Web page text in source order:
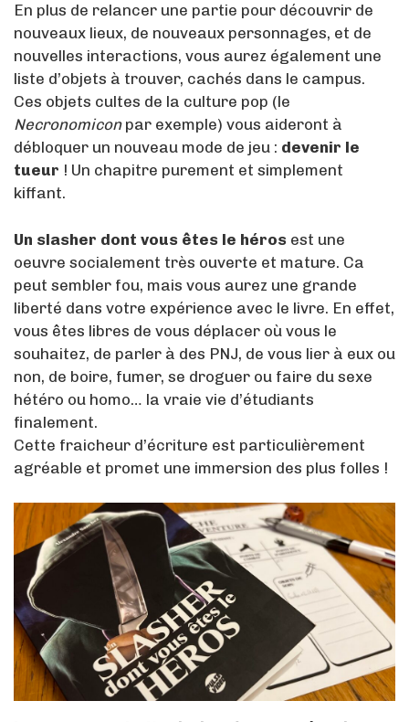
En plus de relancer une partie pour découvrir de
nouveaux lieux, de nouveaux personnages, et de
nouvelles interactions, vous aurez également une
liste d’objets à trouver, cachés dans le campus.
Ces objets cultes de la culture pop (le
Necronomiconpar exemple) vous aideront à
débloquer un nouveau mode de jeu : devenir le
tueur ! Un chapitre purement et simplement
kiffant.
Un slasher dont vous êtes le héros est une
oeuvre socialement très ouverte et mature. Ca
peut sembler fou, mais vous aurez une grande
liberté dans votre expérience avec le livre. En effet,
vous êtes libres de vous déplacer où vous le
souhaitez, de parler à des PNJ, de vous lier à eux ou
non, de boire, fumer, se droguer ou faire du sexe
hétéro ou homo… la vraie vie d’étudiants
finalement.
Cette fraicheur d’écriture est particulièrement
agréable et promet une immersion des plus folles !